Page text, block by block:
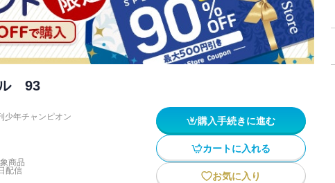
ル 93
少年チャンピオン
商品
配信
購入手続きに進む
カートに入れる
お気に入り